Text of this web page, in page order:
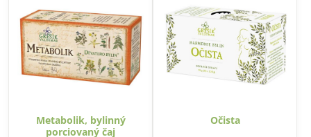
Metabolik, bylinný
porciovaný čaj
Očista